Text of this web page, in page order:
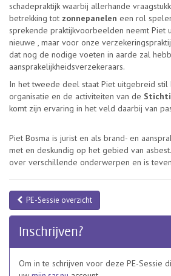
schadepraktijk waarbij allerhande
betrekking tot zonnepanelen een rol
sprekende praktijkvoorbeelden neemt Piet
nieuwe , maar voor onze
dat nog de nodige voeten in aarde zal
aansprakelijkheidsverzekeraars.
In het tweede deel staat Piet uitgebreid stil
organisatie en de activiteiten van de
komt zijn ervaring in het veld daarbij van
Piet Bosma is jurist en als brand- en
met en deskundig op het gebied van
over verschillende onderwerpen en is
PE-Sessie overzicht
Inschrijven?
Om in te schrijven voor deze PE-Sessie